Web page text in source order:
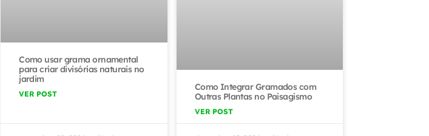
Como usar grama ornamental
para criar divisórias naturais no
jardim
VER POST
Como Integrar Gramados com
Outras Plantas no Paisagismo
VER POST